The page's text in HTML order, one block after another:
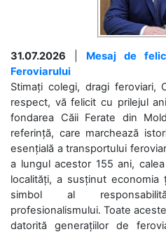
31.07.2026
Mesaj de
Feroviarului
Stimați colegi, dragi feroviari,
respect, vă felicit cu prilejul
fondarea Căii Ferate din
referință, care marchează
esențială a transportului
a lungul acestor 155 ani,
localități, a susținut
simbol al
profesionalismului. Toate
datorită generațiilor de